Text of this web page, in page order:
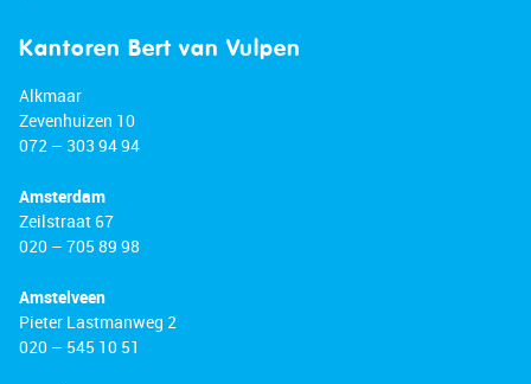
Kantoren Bert van Vulpen
Alkmaar
Zevenhuizen 10
072 – 303 94 94
Amsterdam
Zeilstraat 67
020 – 705 89 98
Amstelveen
Pieter Lastmanweg 2
020 – 545 10 51